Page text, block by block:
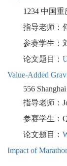
1234 中国重
指导老师：
参赛学生：
论文题目：
Value‑Added
556
指导老师：
参赛学生：
论文题目：
Impact of